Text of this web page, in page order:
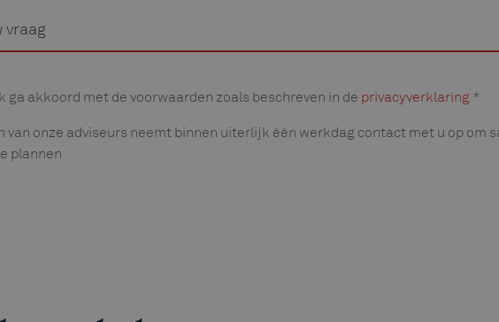
ga akkoord met de voorwaarden zoals beschreven in de privacyverklaring *
van onze adviseurs neemt binnen uiterlijk één werkdag contact met u op om
plannen